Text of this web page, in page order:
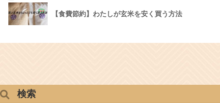
【食費節約】わたしが玄米を安く買う方法
検索